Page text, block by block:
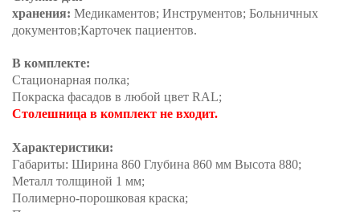
хранения: Медикаментов; Инструментов; Больничных
документов;Карточек пациентов.
В комплекте:
Стационарная полка;
Покраска фасадов в любой цвет RAL;
Столешница в комплект не входит.
Характеристики:
Габариты: Ширина 860 Глубина 860 мм Высота 880;
Металл толщиной 1 мм;
Полимерно-порошковая краска;